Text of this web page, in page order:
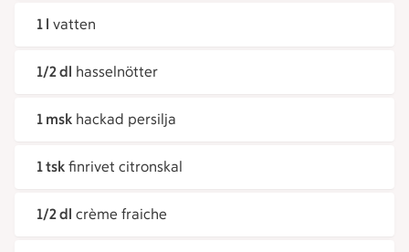
1 l vatten
1/2 dl hasselnötter
1 msk hackad persilja
1 tsk finrivet citronskal
1/2 dl crème fraiche